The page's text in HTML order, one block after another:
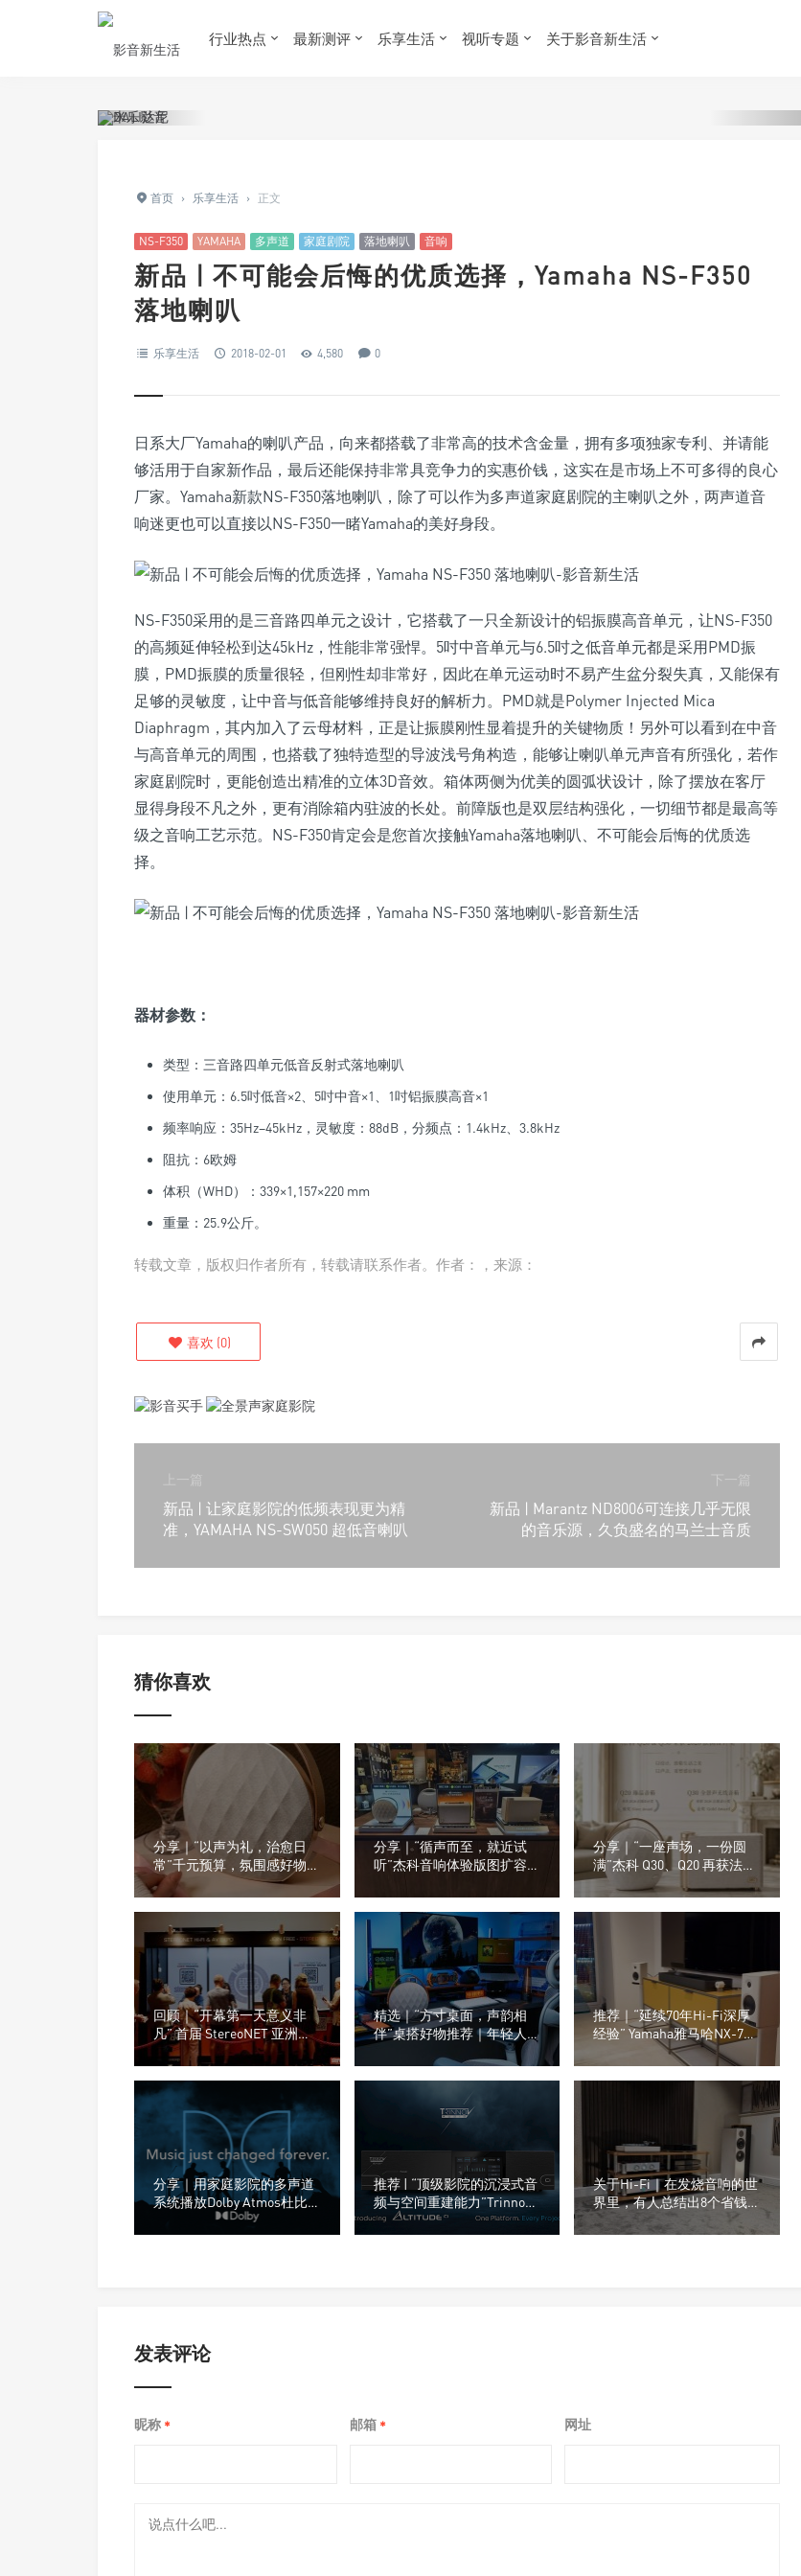
行业热点 最新测评 乐享生活 视听专题 关于影音新生活
首页 › 乐享生活 › 正文
NS-F350 YAMAHA 多声道 家庭剧院 落地喇叭 音响
新品 | 不可能会后悔的优质选择，Yamaha NS-F350
落地喇叭
乐享生活 2018-02-01 4,580 0
日系大厂Yamaha的喇叭产品，向来都搭载了非常高的技术含金量，拥有多项独家专利、并请能
够活用于自家新作品，最后还能保持非常具竞争力的实惠价钱，这实在是市场上不可多得的良心
厂家。Yamaha新款NS-F350落地喇叭，除了可以作为多声道家庭剧院的主喇叭之外，两声道音
响迷更也可以直接以NS-F350一睹Yamaha的美好身段。
NS-F350采用的是三音路四单元之设计，它搭载了一只全新设计的铝振膜高音单元，让NS-F350
的高频延伸轻松到达45kHz，性能非常强悍。5吋中音单元与6.5吋之低音单元都是采用PMD振
膜，PMD振膜的质量很轻，但刚性却非常好，因此在单元运动时不易产生盆分裂失真，又能保有
足够的灵敏度，让中音与低音能够维持良好的解析力。PMD就是Polymer Injected Mica
Diaphragm，其内加入了云母材料，正是让振膜刚性显着提升的关键物质！另外可以看到在中音
与高音单元的周围，也搭载了独特造型的导波浅号角构造，能够让喇叭单元声音有所强化，若作
家庭剧院时，更能创造出精准的立体3D音效。箱体两侧为优美的圆弧状设计，除了摆放在客厅
显得身段不凡之外，更有消除箱内驻波的长处。前障版也是双层结构强化，一切细节都是最高等
级之音响工艺示范。NS-F350肯定会是您首次接触Yamaha落地喇叭、不可能会后悔的优质选
择。
器材参数：
类型：三音路四单元低音反射式落地喇叭
使用单元：6.5吋低音×2、5吋中音×1、1吋铝振膜高音×1
频率响应：35Hz–45kHz，灵敏度：88dB，分频点：1.4kHz、3.8kHz
阻抗：6欧姆
体积（WHD）：339×1,157×220 mm
重量：25.9公斤。
转载文章，版权归作者所有，转载请联系作者。作者：，来源：
喜欢 (0)
上一篇
新品 | 让家庭影院的低频表现更为精
准，YAMAHA NS-SW050 超低音喇叭
下一篇
新品 | Marantz ND8006可连接几乎无限
的音乐源，久负盛名的马兰士音质
猜你喜欢
分享｜“以声为礼，治愈日
常”千元预算，氛围感好物推
荐
分享｜“循声而至，就近试
听”杰科音响体验版图扩容，
分享｜“一座声场，一份圆
满”杰科 Q30、Q20 再获法国
设计奖
回顾｜“开幕第一天意义非
凡” 首届 StereoNET 亚洲高
级音响及视听展
精选｜“方寸桌面，声韵相
伴”桌搭好物推荐｜年轻人的
桌面，为什么越来越流行这
种音箱？
推荐｜“延续70年Hi-Fi深厚
经验” Yamaha雅马哈NX-70A
有源无线音箱
分享｜用家庭影院的多声道
系统播放Dolby Atmos杜比
全景声有什么需要注意？
推荐 | “顶级影院的沉浸式音
频与空间重建能力”Trinnov
Audio（创诺）Altitude CI全
数字3D音效前级处理器
关于Hi-Fi｜在发烧音响的世
界里，有人总结出8个省钱
玩音响的办法
发表评论
昵称 * 邮箱 * 网址